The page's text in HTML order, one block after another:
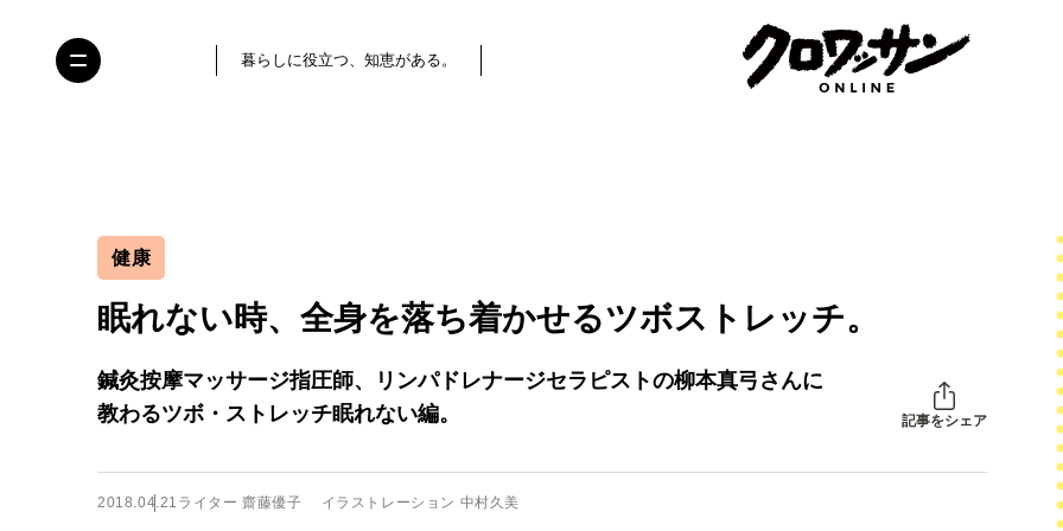
暮らしに役立つ、知恵がある。
健康
眠れない時、全身を落ち着かせるツボストレッチ。
鍼灸按摩マッサージ指圧師、リンパドレナージセラピストの柳本真弓さんに
教わるツボ・ストレッチ眠れない編。
記事をシェア
2018.04.21 ライター 齋藤優子 イラストレーション 中村久美